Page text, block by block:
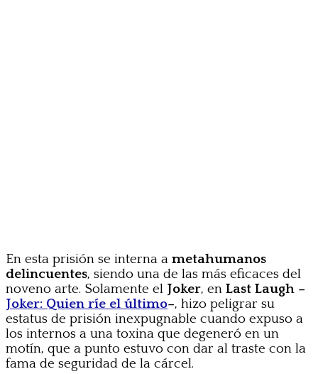
En esta prisión se interna a metahumanos
delincuentes, siendo una de las más eficaces del
noveno arte. Solamente el Joker, en Last Laugh –
Joker: Quien ríe el último–, hizo peligrar su
estatus de prisión inexpugnable cuando expuso a
los internos a una toxina que degeneró en un
motín, que a punto estuvo con dar al traste con la
fama de seguridad de la cárcel.